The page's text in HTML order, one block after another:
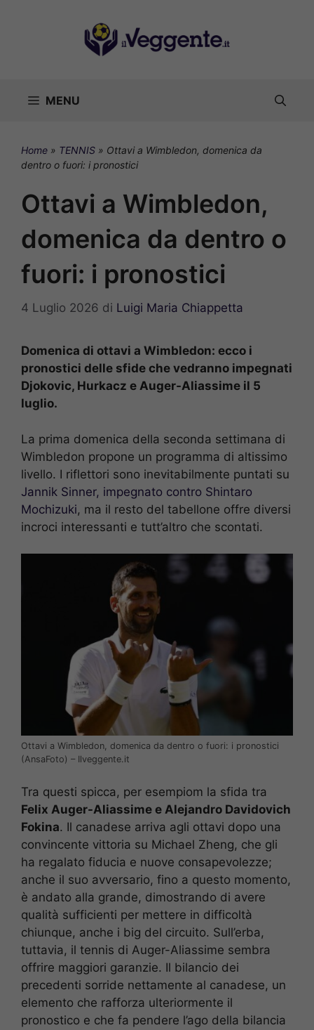
MENU
Home » TENNIS » Ottavi a Wimbledon, domenica da
dentro o fuori: i pronostici
Ottavi a Wimbledon,
domenica da dentro o
fuori: i pronostici
4 Luglio 2026 di Luigi Maria Chiappetta
Domenica di ottavi a Wimbledon: ecco i
pronostici delle sfide che vedranno impegnati
Djokovic, Hurkacz e Auger-Aliassime il 5
luglio.
La prima domenica della seconda settimana di
Wimbledon propone un programma di altissimo
livello. I riflettori sono inevitabilmente puntati su
Jannik Sinner, impegnato contro Shintaro
Mochizuki, ma il resto del tabellone offre diversi
incroci interessanti e tutt’altro che scontati.
Ottavi a Wimbledon, domenica da dentro o fuori: i pronostici
(AnsaFoto) – Ilveggente.it
Tra questi spicca, per esempiom la sfida tra
Felix Auger-Aliassime e Alejandro Davidovich
Fokina. Il canadese arriva agli ottavi dopo una
convincente vittoria su Michael Zheng, che gli
ha regalato fiducia e nuove consapevolezze;
anche il suo avversario, fino a questo momento,
è andato alla grande, dimostrando di avere
qualità sufficienti per mettere in difficoltà
chiunque, anche i big del circuito. Sull’erba,
tuttavia, il tennis di Auger-Aliassime sembra
offrire maggiori garanzie. Il bilancio dei
precedenti sorride nettamente al canadese, un
elemento che rafforza ulteriormente il
pronostico e che fa pendere l’ago della bilancia